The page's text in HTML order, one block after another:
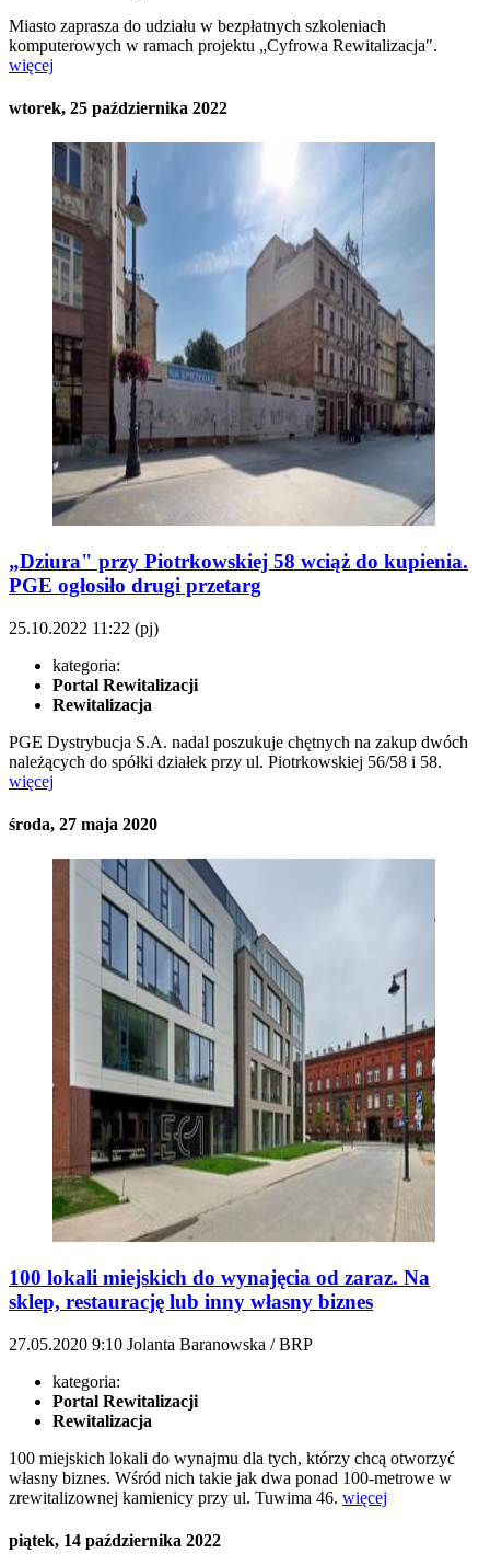
Miasto zaprasza do udziału w bezpłatnych szkoleniach
komputerowych w ramach projektu „Cyfrowa Rewitalizacja".
więcej
wtorek, 25 października 2022
„Dziura" przy Piotrkowskiej 58 wciąż do kupienia.
PGE ogłosiło drugi przetarg
25.10.2022 11:22 (pj)
kategoria:
Portal Rewitalizacji
Rewitalizacja
PGE Dystrybucja S.A. nadal poszukuje chętnych na zakup dwóch
należących do spółki działek przy ul. Piotrkowskiej 56/58 i 58.
więcej
środa, 27 maja 2020
100 lokali miejskich do wynajęcia od zaraz. Na
sklep, restaurację lub inny własny biznes
27.05.2020 9:10 Jolanta Baranowska / BRP
kategoria:
Portal Rewitalizacji
Rewitalizacja
100 miejskich lokali do wynajmu dla tych, którzy chcą otworzyć
własny biznes. Wśród nich takie jak dwa ponad 100-metrowe w
zrewitalizownej kamienicy przy ul. Tuwima 46. więcej
piątek, 14 października 2022